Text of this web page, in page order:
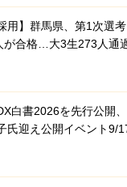
用】群馬県、第1次選考
が合格…大3生273人通
白書2026を先行公開、
氏迎え公開イベント9/